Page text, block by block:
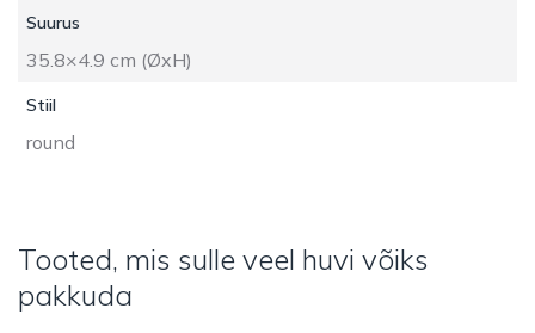
Suurus
35.8×4.9 cm (ØxH)
Stiil
round
Tooted, mis sulle veel huvi võiks
pakkuda